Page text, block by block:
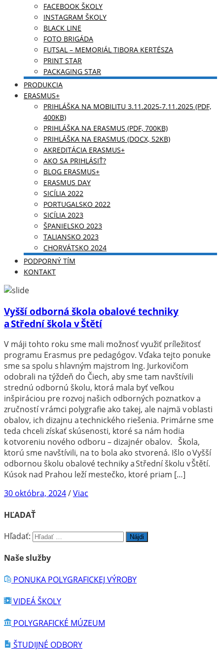
FACEBOOK ŠKOLY
INSTAGRAM ŠKOLY
BLACK LINE
FOTO BRIGÁDA
FUTSAL – MEMORIÁL TIBORA KERTÉSZA
PRINT STAR
PACKAGING STAR
PRODUKCIA
ERASMUS+
PRIHLÁŠKA NA MOBILITU 3.11.2025-7.11.2025 (PDF,
400KB)
PRIHLÁŠKA NA ERASMUS (PDF, 700KB)
PRIHLÁŠKA NA ERASMUS (DOCX, 52KB)
AKREDITÁCIA ERASMUS+
AKO SA PRIHLÁSIŤ?
BLOG ERASMUS+
ERASMUS DAY
SICÍLIA 2022
PORTUGALSKO 2022
SICÍLIA 2023
ŠPANIELSKO 2023
TALIANSKO 2023
CHORVÁTSKO 2024
PODPORNÝ TÍM
KONTAKT
Vyšší odborná škola obalové techniky
a Střední škola v Štětí
V máji tohto roku sme mali možnosť využiť príležitosť
programu Erasmus pre pedagógov. Vďaka tejto ponuke
sme sa spolu s hlavným majstrom Ing. Jurkovičom
odobrali na týždeň do Čiech, aby sme tam navštívili
strednú odbornú školu, ktorá mala byť veľkou
inšpiráciou pre rozvoj našich odborných poznatkov a
zručností v rámci polygrafie ako takej, ale najmä v oblasti
obalov, ich dizajnu a technického riešenia. Primárne sme
teda chceli získať skúsenosti, ktoré sa nám hodia
k otvoreniu nového odboru – dizajnér obalov. Škola,
ktorú sme navštívili, na to bola ako stvorená. Išlo o Vyšší
odbornou školu obalové techniky a Střední školu v Štětí.
Kúsok nad Prahou leží mestečko, ktoré priam […]
30 októbra, 2024/Viac
HĽADAŤ
Hľadať:
Naše služby
PONUKA POLYGRAFICKEJ VÝROBY
VIDEÁ ŠKOLY
POLYGRAFICKÉ MÚZEUM
ŠTUDIJNÉ ODBORY